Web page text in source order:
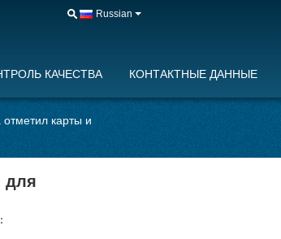
Russian
КАЧЕСТВА КОНТАКТНЫЕ ДАННЫЕ
карты и
для